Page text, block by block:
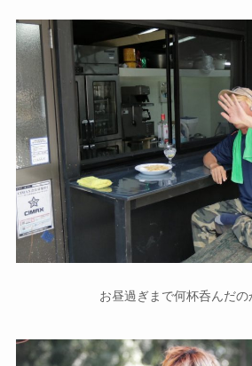
お昼過ぎまで何杯呑んだの